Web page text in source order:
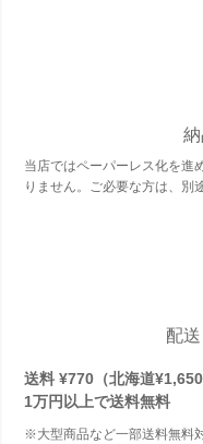
当店ではペーパーレス化を進
りません。ご必要な方は、別
配
送料 ¥770（北海道¥1,650
1万円以上で送料無料
※大型商品など一部送料無料